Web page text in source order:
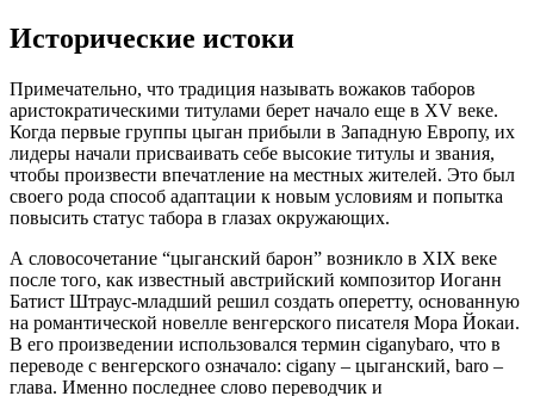
Исторические истоки
Примечательно, что традиция называть вожаков таборов
аристократическими титулами берет начало еще в XV веке.
Когда первые группы цыган прибыли в Западную Европу, их
лидеры начали присваивать себе высокие титулы и звания,
чтобы произвести впечатление на местных жителей. Это был
своего рода способ адаптации к новым условиям и попытка
повысить статус табора в глазах окружающих.
А словосочетание “цыганский барон” возникло в XIX веке
после того, как известный австрийский композитор Иоганн
Батист Штраус-младший решил создать оперетту, основанную
на романтической новелле венгерского писателя Мора Йокаи.
В его произведении использовался термин ciganybaro, что в
переводе с венгерского означало: cigany – цыганский, baro –
глава. Именно последнее слово переводчик и